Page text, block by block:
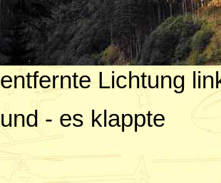
entfernte Lichtung
und - es klappte